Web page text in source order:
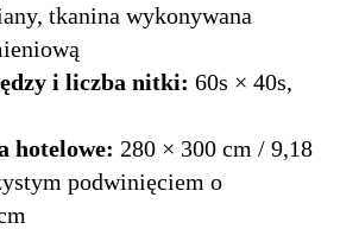
tkanina wykonywana
i liczba nitki: 60s × 40s,
hotelowe: 280 × 300 cm / 9,18
podwinięciem o